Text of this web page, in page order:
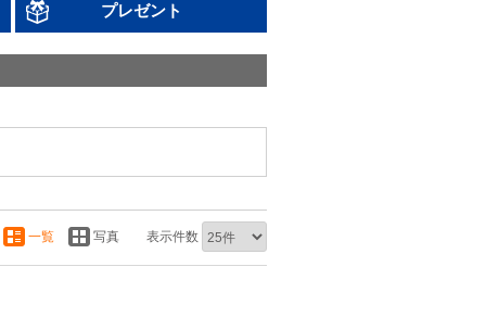
プレゼント
一覧 写真 表示件数